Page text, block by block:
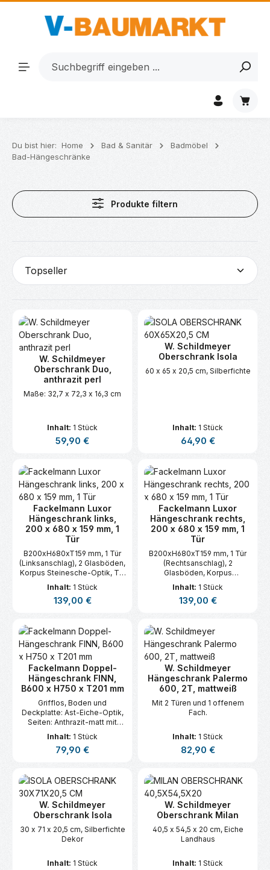
Zum Hauptinhalt springen
Du bist hier: Home Bad & Sanitär
Badmöbel
Bad-Hängeschränke
Produkte filtern
W. Schildmeyer
Oberschrank Duo,
anthrazit perl
Maße: 32,7 x 72,3 x 16,3 cm
Inhalt: 1 Stück
Regulärer Preis:
59,90 €
W. Schildmeyer
Oberschrank Isola
60 x 65 x 20,5 cm, Silberfichte
Inhalt: 1 Stück
Regulärer Preis:
64,90 €
Fackelmann Luxor
Hängeschrank links,
200 x 680 x 159 mm, 1
Tür
B200xH680xT159 mm, 1 Tür
(Linksanschlag), 2 Glasböden,
Korpus Steinesche-Optik, Tür
mit Spiegelglas
Inhalt: 1 Stück
Regulärer Preis:
139,00 €
Fackelmann Luxor
Hängeschrank rechts,
200 x 680 x 159 mm, 1
Tür
B200xH680xT159 mm, 1 Tür
(Rechtsanschlag), 2
Glasböden, Korpus
Steinesche-Optik, Tür mit
Spiegelglas
Inhalt: 1 Stück
Regulärer Preis:
139,00 €
Fackelmann Doppel-
Hängeschrank FINN,
B600 x H750 x T201 mm
Grifflos, Boden und
Deckplatte: Ast-Eiche-Optik,
Seiten: Anthrazit-matt mit
Kante: Ast-Eiche-Optik
Inhalt: 1 Stück
Regulärer Preis:
79,90 €
W. Schildmeyer
Hängeschrank Palermo
600, 2T, mattweiß
Mit 2 Türen und 1 offenem
Fach.
Inhalt: 1 Stück
Regulärer Preis:
82,90 €
W. Schildmeyer
Oberschrank Isola
30 x 71 x 20,5 cm, Silberfichte
Dekor
Inhalt: 1 Stück
W. Schildmeyer
Oberschrank Milan
40,5 x 54,5 x 20 cm, Eiche
Landhaus
Inhalt: 1 Stück